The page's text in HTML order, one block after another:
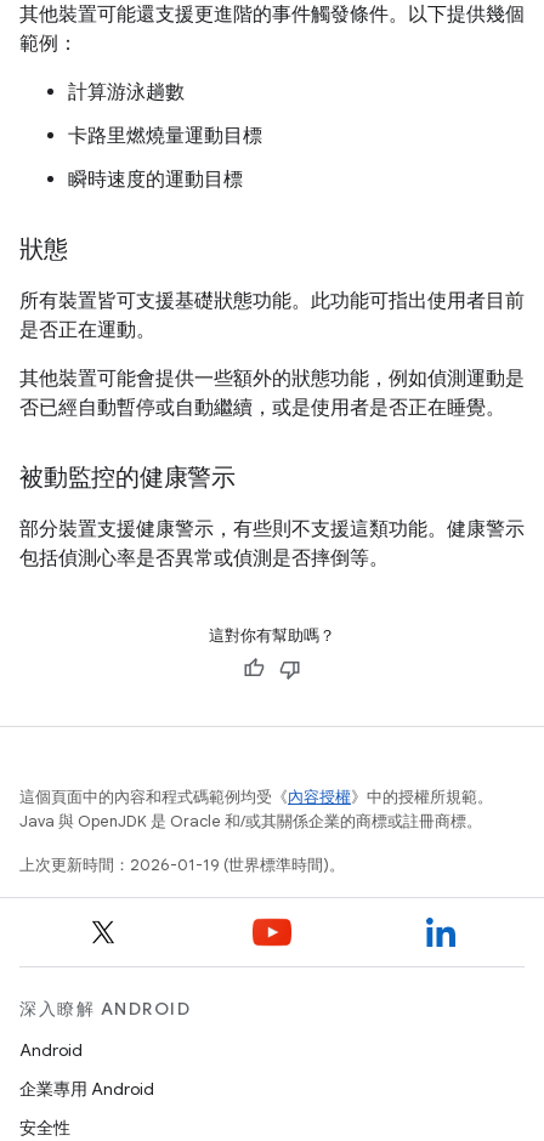
其他裝置可能還支援更進階的事件觸發條件。以下提供幾個
範例：
計算游泳趟數
卡路里燃燒量運動目標
瞬時速度的運動目標
狀態
所有裝置皆可支援基礎狀態功能。此功能可指出使用者目前
是否正在運動。
其他裝置可能會提供一些額外的狀態功能，例如偵測運動是
否已經自動暫停或自動繼續，或是使用者是否正在睡覺。
被動監控的健康警示
部分裝置支援健康警示，有些則不支援這類功能。健康警示
包括偵測心率是否異常或偵測是否摔倒等。
這對你有幫助嗎？
這個頁面中的內容和程式碼範例均受《內容授權》中的授權所規範。
Java 與 OpenJDK 是 Oracle 和/或其關係企業的商標或註冊商標。
上次更新時間：2026-01-19 (世界標準時間)。
深入瞭解 ANDROID
Android
企業專用 Android
安全性